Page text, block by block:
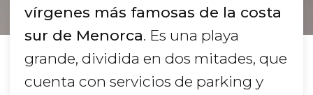
vírgenes más famosas de la costa
sur de Menorca. Es una playa
grande, dividida en dos mitades, que
cuenta con servicios de parking y